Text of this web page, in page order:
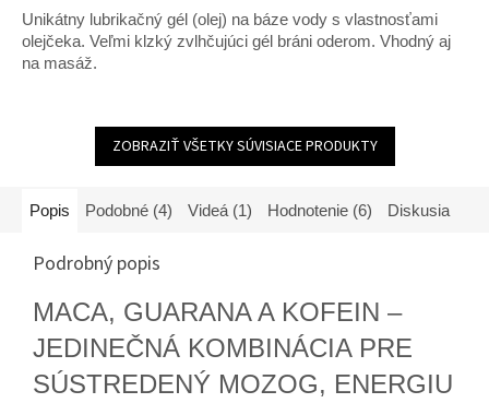
Unikátny lubrikačný gél (olej) na báze vody s vlastnosťami
olejčeka. Veľmi klzký zvlhčujúci gél bráni oderom. Vhodný aj
na masáž.
ZOBRAZIŤ VŠETKY SÚVISIACE PRODUKTY
Popis Podobné (4) Videá (1) Hodnotenie (6) Diskusia
Podrobný popis
MACA, GUARANA A KOFEIN –
JEDINEČNÁ KOMBINÁCIA PRE
SÚSTREDENÝ MOZOG, ENERGIU